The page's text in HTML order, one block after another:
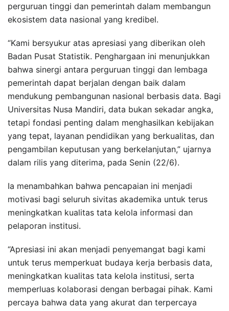
perguruan tinggi dan pemerintah dalam membangun
ekosistem data nasional yang kredibel.
“Kami bersyukur atas apresiasi yang diberikan oleh
Badan Pusat Statistik. Penghargaan ini menunjukkan
bahwa sinergi antara perguruan tinggi dan lembaga
pemerintah dapat berjalan dengan baik dalam
mendukung pembangunan nasional berbasis data. Bagi
Universitas Nusa Mandiri, data bukan sekadar angka,
tetapi fondasi penting dalam menghasilkan kebijakan
yang tepat, layanan pendidikan yang berkualitas, dan
pengambilan keputusan yang berkelanjutan,” ujarnya
dalam rilis yang diterima, pada Senin (22/6).
Ia menambahkan bahwa pencapaian ini menjadi
motivasi bagi seluruh sivitas akademika untuk terus
meningkatkan kualitas tata kelola informasi dan
pelaporan institusi.
“Apresiasi ini akan menjadi penyemangat bagi kami
untuk terus memperkuat budaya kerja berbasis data,
meningkatkan kualitas tata kelola institusi, serta
memperluas kolaborasi dengan berbagai pihak. Kami
percaya bahwa data yang akurat dan terpercaya